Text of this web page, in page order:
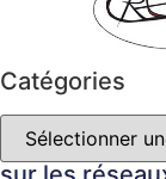
Catégories